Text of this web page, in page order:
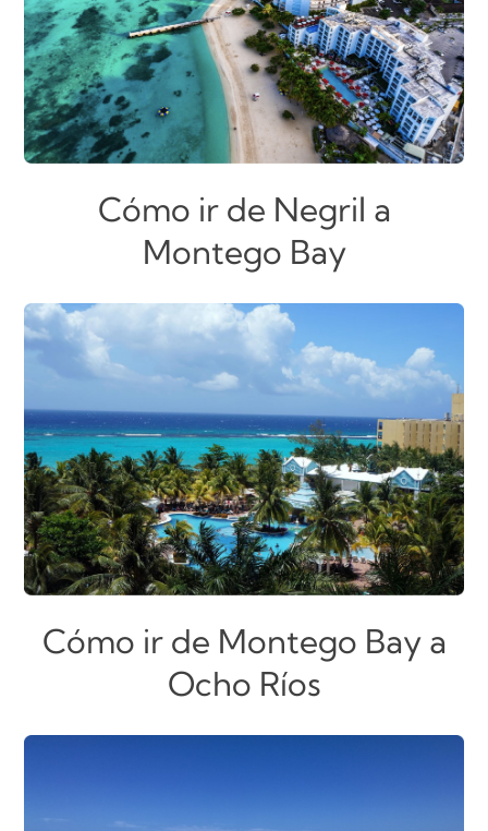
Cómo ir de Negril a
Montego Bay
Cómo ir de Montego Bay a
Ocho Ríos